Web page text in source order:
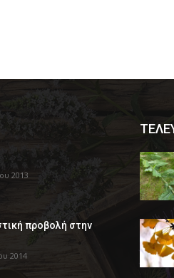
2013
προβολή στην
2014